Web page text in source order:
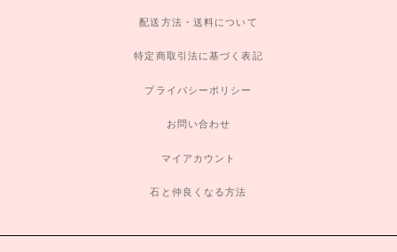
配送方法・送料について
特定商取引法に基づく表記
プライバシーポリシー
お問い合わせ
マイアカウント
石と仲良くなる方法